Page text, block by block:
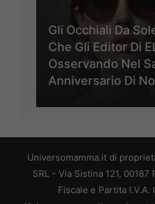
Gli Occhiali Da
Che Gli Editor Di
Osservando Nel
Anniversario Di
Universomamma.it di
SRL - Via Sistina 121, 00187
Fiscale e Partita I.V.A.